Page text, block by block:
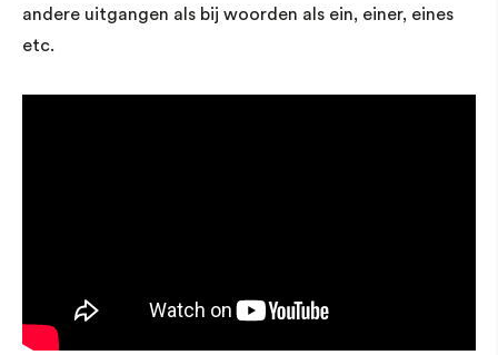
andere uitgangen als bij woorden als ein, einer, eines
etc.